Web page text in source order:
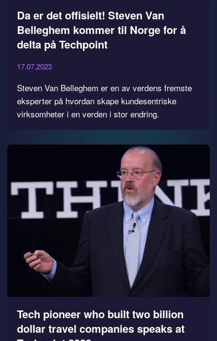
Da er det offisielt! Steven Van
Belleghem kommer til Norge for å
delta på Techpoint
17.07.2023
Steven Van Belleghem er en av verdens fremste
eksperter på hvordan skape kundesentriske
virksomheter i en verden i stor endring.
Tech pioneer who built two billion
dollar travel companies speaks at